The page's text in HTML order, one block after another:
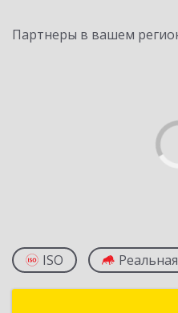
Партнеры в вашем
ISO